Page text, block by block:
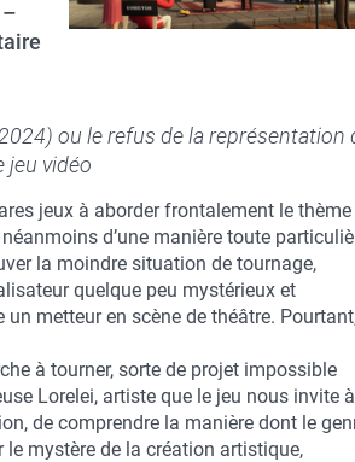
ou le refus de la représentation
jeu vidéo
jeux à aborder frontalement le thème
d’une manière toute
la moindre situation de tournage,
quelque peu mystérieux et
metteur en scène de théâtre.
à tourner, sorte de projet impossible
Lorelei, artiste que le jeu nous invite à
de comprendre la manière dont le
le mystère de la création artistique,